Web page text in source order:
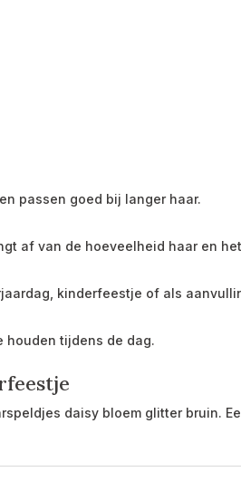
passen goed bij langer haar.
af van de hoeveelheid haar en
kinderfeestje of als
houden tijdens de dag.
daisy bloem glitter bruin.